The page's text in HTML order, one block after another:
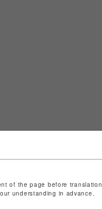
of the page before translation.
understanding in advance.